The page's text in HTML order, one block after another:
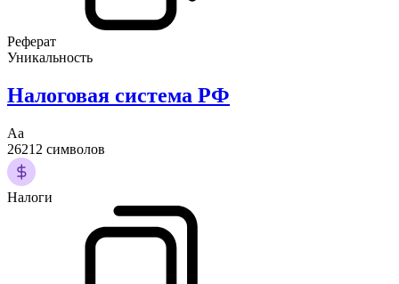
Реферат
Уникальность
Налоговая система РФ
Аа
26212 символов
Налоги